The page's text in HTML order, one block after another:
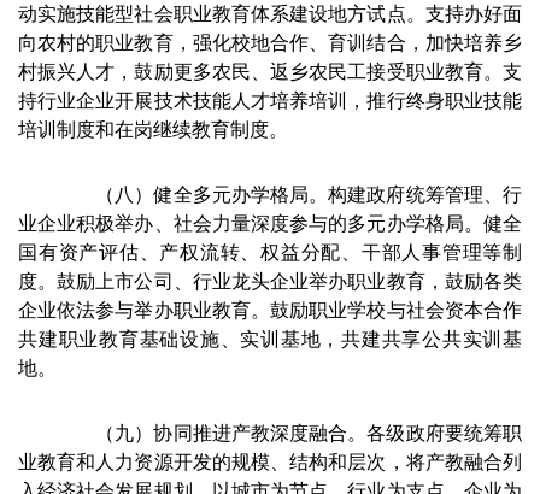
动实施技能型社会职业教育体系建设地方试点。支持办好面
向农村的职业教育，强化校地合作、育训结合，加快培养乡
村振兴人才，鼓励更多农民、返乡农民工接受职业教育。支
持行业企业开展技术技能人才培养培训，推行终身职业技能
培训制度和在岗继续教育制度。
（八）健全多元办学格局。构建政府统筹管理、行
业企业积极举办、社会力量深度参与的多元办学格局。健全
国有资产评估、产权流转、权益分配、干部人事管理等制
度。鼓励上市公司、行业龙头企业举办职业教育，鼓励各类
企业依法参与举办职业教育。鼓励职业学校与社会资本合作
共建职业教育基础设施、实训基地，共建共享公共实训基
地。
（九）协同推进产教深度融合。各级政府要统筹职
业教育和人力资源开发的规模、结构和层次，将产教融合列